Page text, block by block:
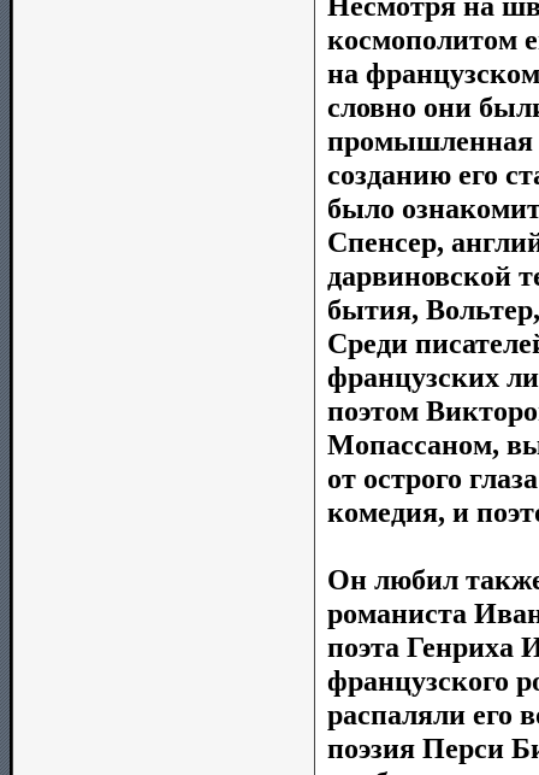
космополитом
на
словно они
промышленная
созданию его
было
Спенсер,
дарвиновской
бытия,
Среди
французских
поэтом
Мопассаном,
от острого
комедия, и
Он любил также
романиста
поэта Генриха
французского
распаляли его
поэзия Перси